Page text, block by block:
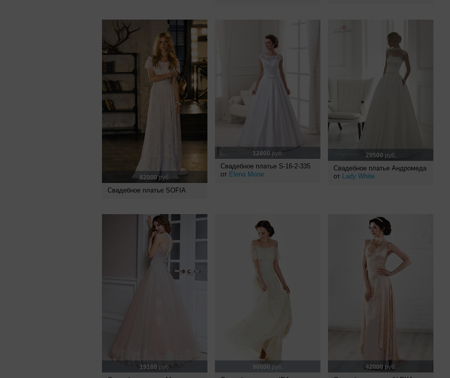
82000руб.
Свадебное платье SOFIA
12800 руб.
Свадебное платье S-16-2-335
от Elena Morar
29500 руб.
Свадебное платье Андромеда
от Lady White
19160 руб. 90000 руб. 42000руб.